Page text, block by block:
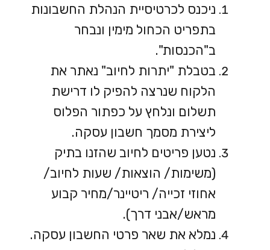
ניכנס לכרטיסיית הנהלת החשבונות
בתפריט הכחול מימין ונבחר
ב"הכנסות".
בטבלת "יתרות לחיוב" נאתר את
הלקוח שנרצה להפיק לו דרישת
תשלום ונלחץ על כפתור הפלוס
ליצירת מסמך חשבון עסקה.
נטען פריטים לחיוב שהזנו בתיק
(משימות/ הוצאות/ שעות לחיוב/
אחוזי זכייה/ ריטיינר/מחיר קבוע
מראש/אבני דרך).
נמלא את שאר פרטי החשבון עסקה.